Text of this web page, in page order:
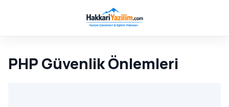
PHP Güvenlik Önlemleri